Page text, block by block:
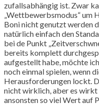
zufallsabhängig ist. Zwar
„Wettbewerbsmodus“ um
Boni nicht genutzt werden
natürlich einfach den
bei de Punkt
bereits komplett
aufgestellt habe, möchte
noch einmal spielen, wenn
Herausforderungen lockt.
nicht wirklich, aber es wirkt
ansonsten so viel Wert auf